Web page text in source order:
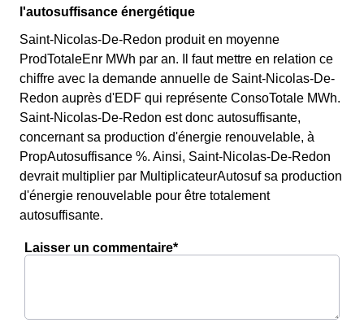
l'autosuffisance énergétique
Saint-Nicolas-De-Redon produit en moyenne
ProdTotaleEnr MWh par an. Il faut mettre en relation ce
chiffre avec la demande annuelle de Saint-Nicolas-De-
Redon auprès d'EDF qui représente ConsoTotale MWh.
Saint-Nicolas-De-Redon est donc autosuffisante,
concernant sa production d'énergie renouvelable, à
PropAutosuffisance %. Ainsi, Saint-Nicolas-De-Redon
devrait multiplier par MultiplicateurAutosuf sa production
d'énergie renouvelable pour être totalement
autosuffisante.
Laisser un commentaire*